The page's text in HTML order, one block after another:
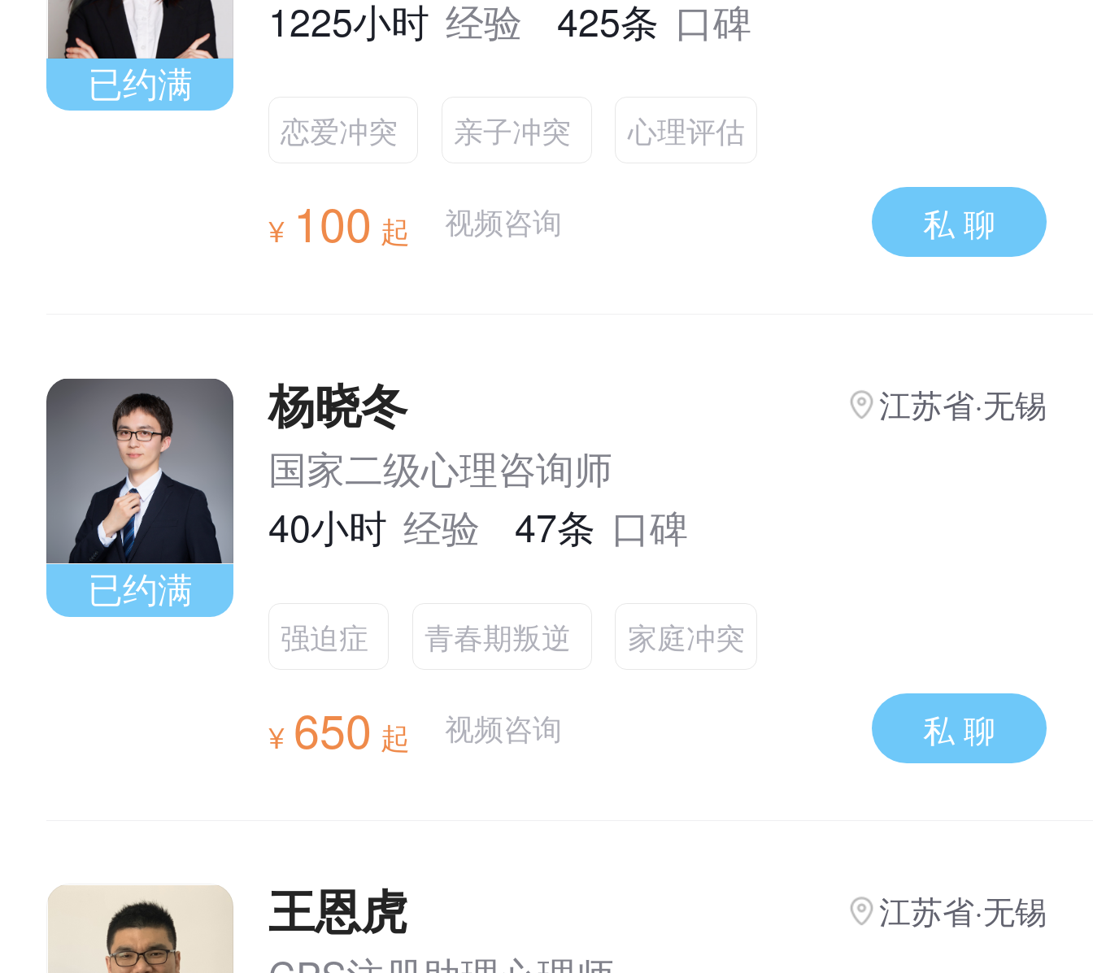
已约满
1225小时 经验 425条 口碑
恋爱冲突 亲子冲突 心理评估
¥ 100 起 视频咨询 私 聊
已约满
杨晓冬 江苏省·无锡
国家二级心理咨询师
40小时 经验 47条 口碑
强迫症 青春期叛逆 家庭冲突
¥ 650 起 视频咨询 私 聊
王恩虎 江苏省·无锡